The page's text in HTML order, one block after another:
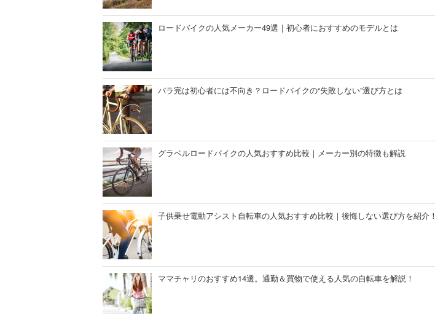
ロードバイクの人気メーカー49選｜初心者におすすめのモデルとは
バラ完は初心者には不向き？ロードバイクの“失敗しない”選び方とは
グラベルロードバイクの人気おすすめ比較｜メーカー別の特徴も解説
子供乗せ電動アシスト自転車の人気おすすめ比較｜後悔しない選び方を紹介！
ママチャリのおすすめ14選。通勤＆買物で使える人気の自転車を解説！